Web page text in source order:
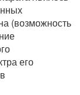
(возможность
его